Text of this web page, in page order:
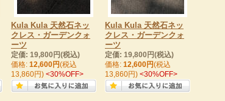
Kula Kula 天然石ネッ
クレス・ガーデンクォ
ーツ
定価: 19,800円(税込)
価格: 12,600円(税込
13,860円) <30%OFF>
Kula Kula 天然石ネッ
クレス・ガーデンクォ
ーツ
定価: 19,800円(税込)
価格: 12,600円(税込
13,860円) <30%OFF>